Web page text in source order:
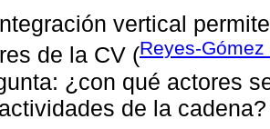
vertical
de la CV (Reyes-Gómez
¿con qué actores
de la